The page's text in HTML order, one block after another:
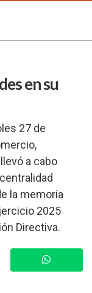
en su
27 de
a cabo
la memoria
2025
Directiva.